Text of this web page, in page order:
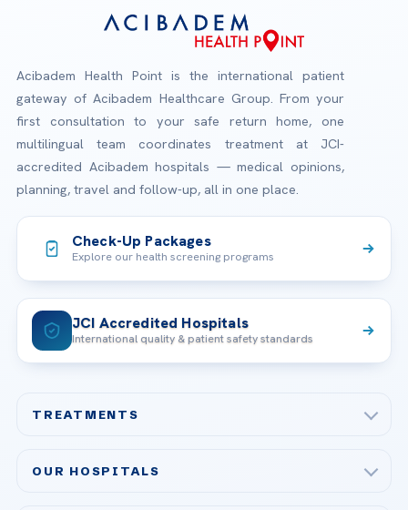
Acibadem Health Point is the international patient
gateway of Acibadem Healthcare Group. From your
first consultation to your safe return home, one
multilingual team coordinates treatment at JCI-
accredited Acibadem hospitals — medical opinions,
planning, travel and follow-up, all in one place.
Check-Up Packages
Explore our health screening programs
JCI Accredited Hospitals
International quality & patient safety standards
TREATMENTS
OUR HOSPITALS